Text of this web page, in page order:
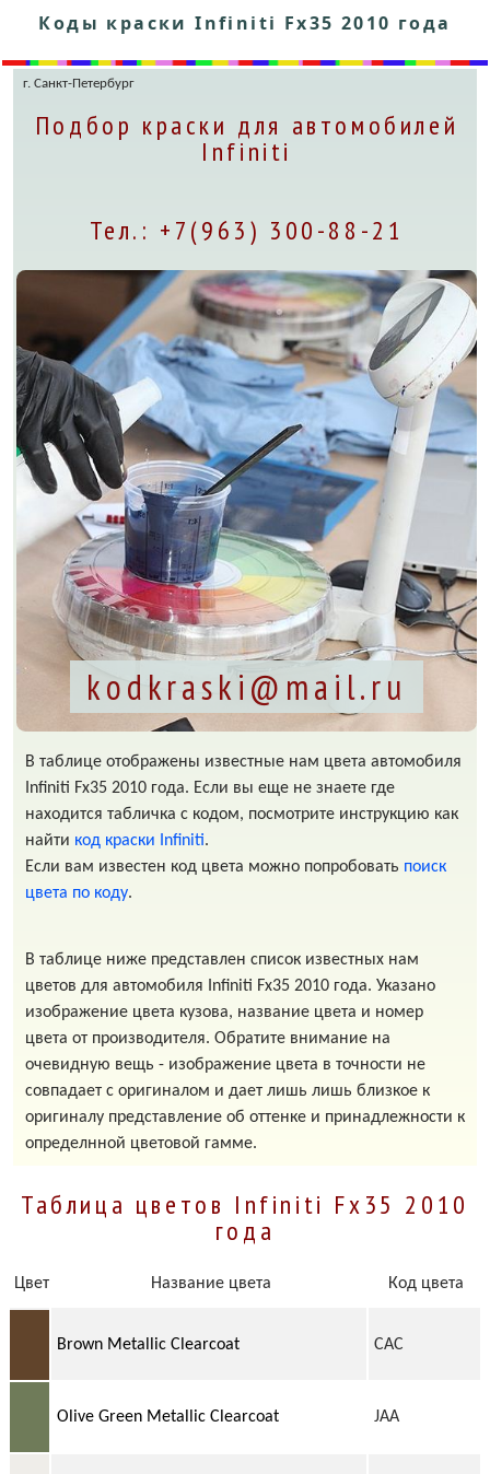
Коды краски Infiniti Fx35 2010 года
г. Санкт-Петербург
Подбор краски для автомобилей
Infiniti
Тел.: +7(963) 300-88-21
kodkraski@mail.ru
В таблице отображены известные нам цвета автомобиля
Infiniti Fx35 2010 года. Если вы еще не знаете где
находится табличка с кодом, посмотрите инструкцию как
найти код краски Infiniti.
Если вам известен код цвета можно попробовать поиск
цвета по коду.
В таблице ниже представлен список известных нам
цветов для автомобиля Infiniti Fx35 2010 года. Указано
изображение цвета кузова, название цвета и номер
цвета от производителя. Обратите внимание на
очевидную вещь - изображение цвета в точности не
совпадает с оригиналом и дает лишь лишь близкое к
оригиналу представление об оттенке и принадлежности к
определнной цветовой гамме.
Таблица цветов Infiniti Fx35 2010
года
Цвет Название цвета Код цвета
Brown Metallic Clearcoat CAC
Olive Green Metallic Clearcoat JAA